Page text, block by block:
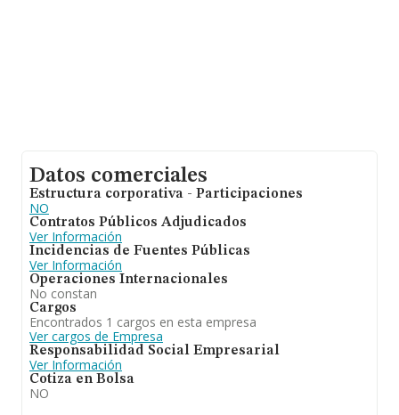
Datos comerciales
Estructura corporativa - Participaciones
NO
Contratos Públicos Adjudicados
Ver Información
Incidencias de Fuentes Públicas
Ver Información
Operaciones Internacionales
No constan
Cargos
Encontrados 1 cargos en esta empresa
Ver cargos de Empresa
Responsabilidad Social Empresarial
Ver Información
Cotiza en Bolsa
NO